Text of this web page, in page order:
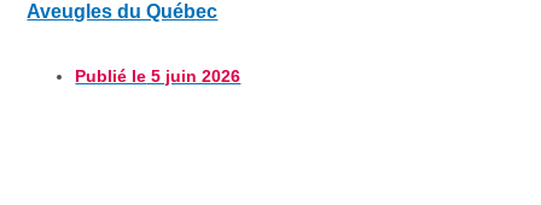
Aveugles du Québec
Publié le 5 juin 2026